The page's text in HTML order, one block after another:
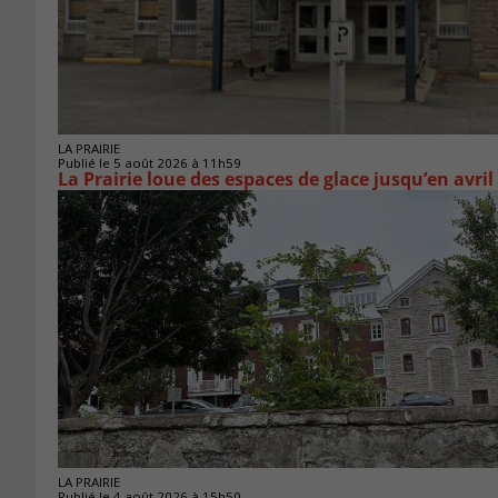
LA PRAIRIE
Publié le 5 août 2026 à 11h59
La Prairie loue des espaces de glace jusqu’en avril
LA PRAIRIE